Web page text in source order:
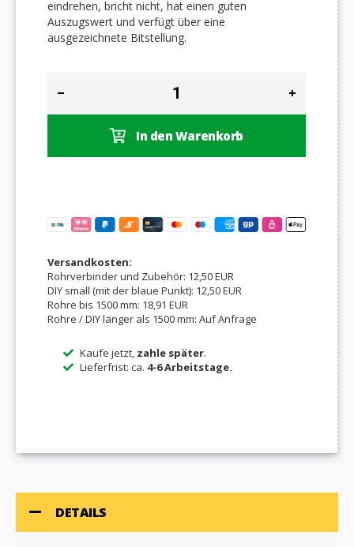
eindrehen, bricht nicht, hat einen guten
Auszugswert und verfügt über eine
ausgezeichnete Bitstellung.
In den Warenkorb
Versandkosten:
Rohrverbinder und Zubehör: 12,50 EUR
DIY small (mit der blaue Punkt): 12,50 EUR
Rohre bis 1500 mm: 18,91 EUR
Rohre / DIY länger als 1500 mm: Auf Anfrage
Kaufe jetzt, zahle später.
Lieferfrist: ca. 4-6 Arbeitstage.
DETAILS